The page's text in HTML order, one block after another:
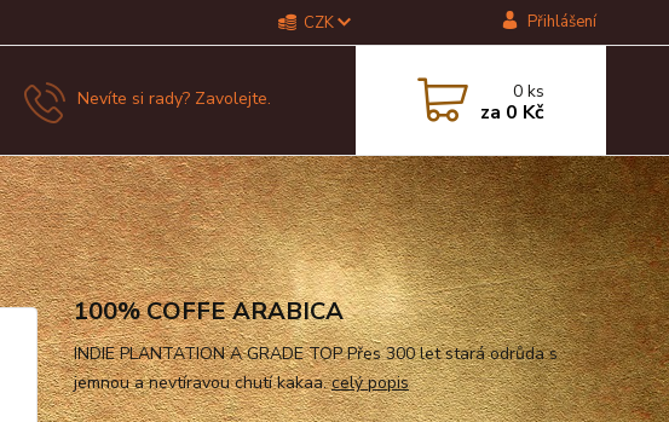
CZK Přihlášení
Nevíte si rady? Zavolejte. 0ks
za 0 Kč
100% COFFE ARABICA
INDIE PLANTATION A GRADE TOP Přes 300 let stará odrůda s
jemnou a nevtíravou chutí kakaa.celý popis